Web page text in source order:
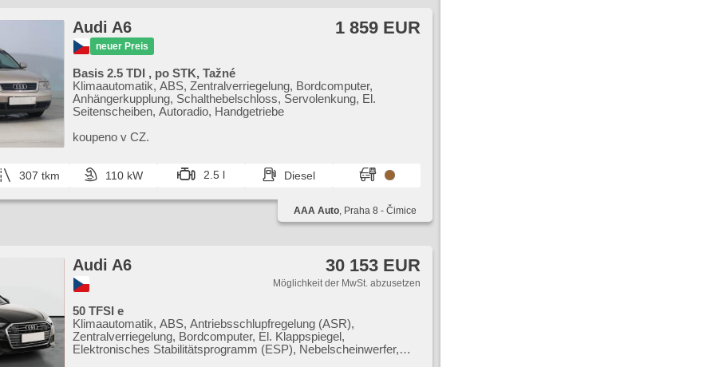
Audi A6
neuer Preis
1 859 EUR
Basis 2.5 TDI , po STK, Tažné
Klimaautomatik, ABS, Zentralverriegelung, Bordcomputer,
Anhängerkupplung, Schalthebelschloss, Servolenkung, El.
Seitenscheiben, Autoradio, Handgetriebe
koupeno v CZ.
307 tkm 110 kW 2.5 l Diesel
AAA Auto, Praha 8 - Čimice
Audi A6 30 153 EUR
Möglichkeit der MwSt. abzusetzen
50 TFSI e
Klimaautomatik, ABS, Antriebsschlupfregelung (ASR),
Zentralverriegelung, Bordcomputer, El. Klappspiegel,
Elektronisches Stabilitätsprogramm (ESP), Nebelscheinwerfer,